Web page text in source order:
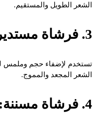
الشعر الطويل والمستقيم.
3. فرشاة مستديرة:
تستخدم لإضفاء حجم وملمس
الشعر المجعد والمموج.
4. فرشاة مسننة: